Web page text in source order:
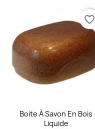
Aperçu rapide
Boite À Savon En Bois
Liquide
favorite_border